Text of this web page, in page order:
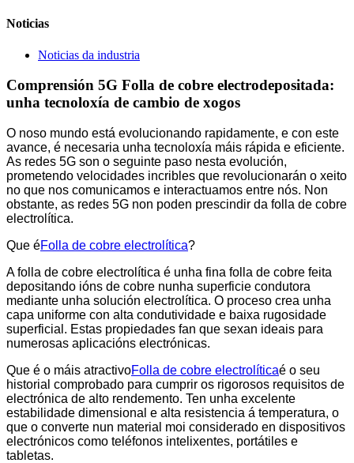
Noticias
Noticias da industria
Comprensión 5G Folla de cobre electrodepositada:
unha tecnoloxía de cambio de xogos
O noso mundo está evolucionando rapidamente, e con este
avance, é necesaria unha tecnoloxía máis rápida e eficiente.
As redes 5G son o seguinte paso nesta evolución,
prometendo velocidades incribles que revolucionarán o xeito
no que nos comunicamos e interactuamos entre nós. Non
obstante, as redes 5G non poden prescindir da folla de cobre
electrolítica.
Que éFolla de cobre electrolítica?
A folla de cobre electrolítica é unha fina folla de cobre feita
depositando ións de cobre nunha superficie condutora
mediante unha solución electrolítica. O proceso crea unha
capa uniforme con alta condutividade e baixa rugosidade
superficial. Estas propiedades fan que sexan ideais para
numerosas aplicacións electrónicas.
Que é o máis atractivoFolla de cobre electrolíticaé o seu
historial comprobado para cumprir os rigorosos requisitos de
electrónica de alto rendemento. Ten unha excelente
estabilidade dimensional e alta resistencia á temperatura, o
que o converte nun material moi considerado en dispositivos
electrónicos como teléfonos intelixentes, portátiles e
tabletas.